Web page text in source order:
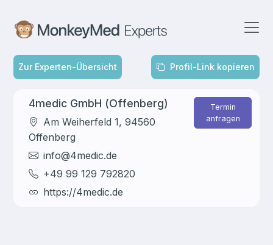
Zur Experten-Übersicht Profil-Link kopieren
4medic GmbH (Offenberg)
Am Weiherfeld 1,94560
Offenberg
info@4medic.de
+49 99 129 792820
https://4medic.de
Termin
anfragen